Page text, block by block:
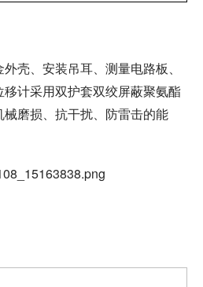
壳、安装吊耳、测量电路板、
计采用双护套双绞屏蔽聚氨酯
磨损、抗干扰、防雷击的能